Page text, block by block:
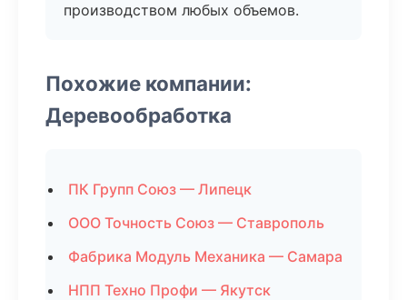
производством любых объемов.
Похожие компании:
Деревообработка
ПК Групп Союз — Липецк
ООО Точность Союз — Ставрополь
Фабрика Модуль Механика — Самара
НПП Техно Профи — Якутск